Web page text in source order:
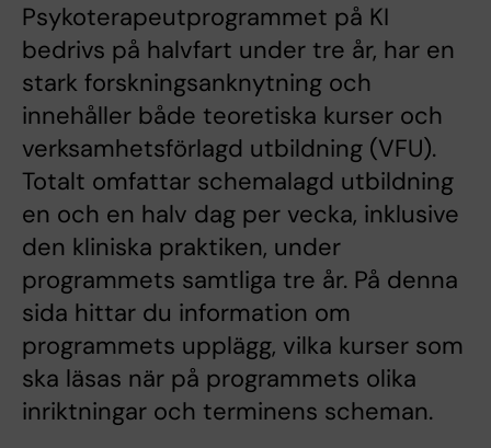
Psykoterapeutprogrammet på KI
bedrivs på halvfart under tre år, har en
stark forskningsanknytning och
innehåller både teoretiska kurser och
verksamhetsförlagd utbildning (VFU).
Totalt omfattar schemalagd utbildning
en och en halv dag per vecka, inklusive
den kliniska praktiken, under
programmets samtliga tre år. På denna
sida hittar du information om
programmets upplägg, vilka kurser som
ska läsas när på programmets olika
inriktningar och terminens scheman.